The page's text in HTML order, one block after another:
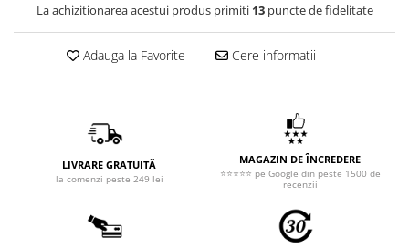
La achizitionarea acestui produs primiti 13puncte de fidelitate
Adauga la Favorite Cere informatii
LIVRARE GRATUITĂ
la comenzi peste 249 lei
MAGAZIN DE ÎNCREDERE
⭐⭐⭐⭐⭐ pe Google din peste 1500 de
recenzii